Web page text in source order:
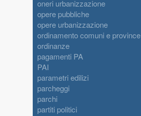
oneri urbanizzazione
opere pubbliche
opere urbanizzazione
ordinamento comuni e province
ordinanze
pagamenti PA
PAI
parametri edilizi
parcheggi
parchi
partiti politici